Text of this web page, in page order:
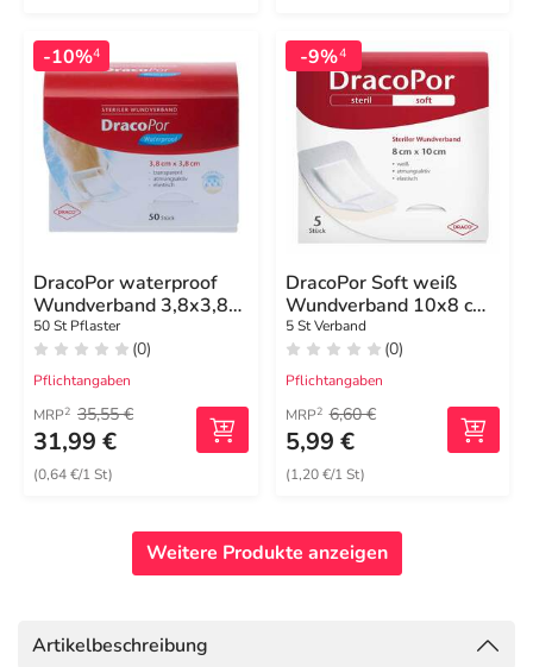
-10%4
DracoPor waterproof
Wundverband 3,8x3,8
cm steril
50 St Pflaster
(0)
Pflichtangaben
MRP2 35,55 €
31,99 €
(0,64 €/1 St)
-9%4
DracoPor Soft weiß
Wundverband 10x8 cm
steril
5 St Verband
(0)
Pflichtangaben
MRP2 6,60 €
5,99 €
(1,20 €/1 St)
Weitere Produkte anzeigen
Artikelbeschreibung